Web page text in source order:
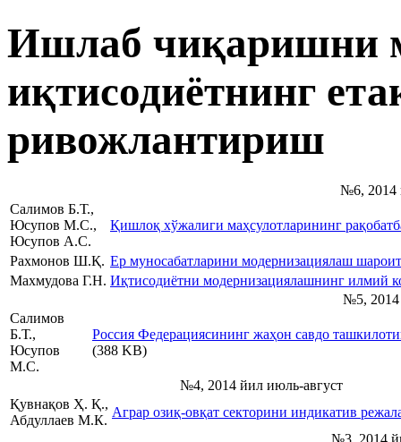
Ишлаб чиқаришни
иқтисодиётнинг
ривожлантириш
№6, 2014
Салимов Б.Т.,
Юсупов М.С.,
Юсупов А.С.
Қишлоқ хўжалиги маҳсулотларининг
Рахмонов Ш.Қ. Ер муносабатларини модернизациялаш
Махмудова Г.Н. Иқтисодиётни модернизациялашнинг илмий
№5, 2014
Салимов
Б.Т.,
Юсупов
М.С.
Рoссия Фeдeрaциясининг жaҳoн сaвдo
(388 KB)
№4, 2014 йил июль-август
Қувнақов Ҳ. Қ.,
Абдуллаев М.К.
Аграр озиқ-овқат секторини индикатив